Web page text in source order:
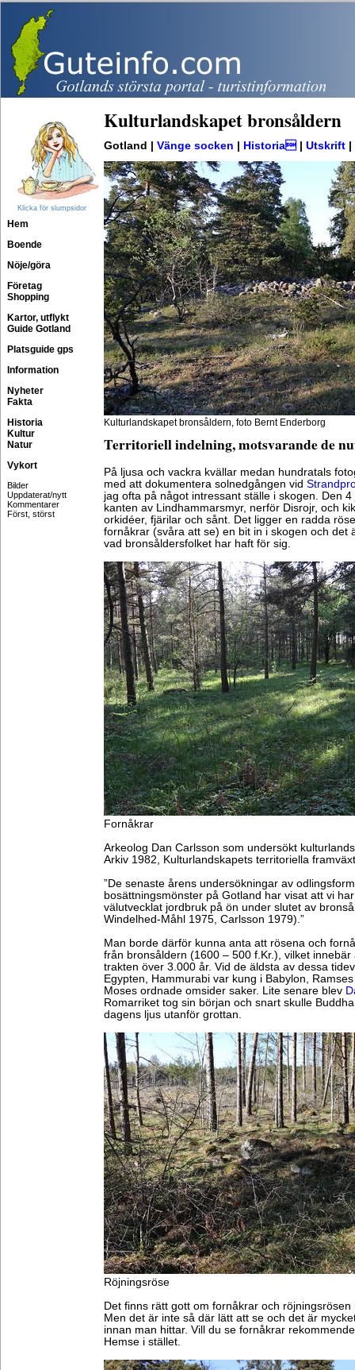
Klicka för slumpsidor
Hem
Boende
Nöje/göra
Företag
Shopping
Kartor, utflykt
Guide Gotland
Platsguide gps
Information
Nyheter
Fakta
Historia
Kultur
Natur
Vykort
Bilder
Uppdaterat/nytt
Kommentarer
Först, störst
Kulturlandskapet bronsåldern
Gotland | Vänge socken Historia Utskrift
Kulturlandskapet bronsåldern, foto Bernt Enderborg
Territoriell indelning, motsvarande de
På ljusa och vackra kvällar medan hundratals
med att dokumentera solnedgången vid
jag ofta på något intressant ställe i skogen. Den
kanten av Lindhammarsmyr, nerför Disrojr, och
orkidéer, fjärilar och sånt. Det ligger en radda
fornåkrar (svåra att se) en bit in i skogen och det
vad bronsåldersfolket har haft för sig.
Fornåkrar
Arkeolog Dan Carlsson som undersökt
Arkiv 1982, Kulturlandskapets territoriella
”De senaste årens undersökningar av
bosättningsmönster på Gotland har visat att vi
välutvecklat jordbruk på ön under slutet av
Windelhed-Måhl 1975, Carlsson 1979).”
Man borde därför kunna anta att rösena och
från bronsåldern (1600 – 500 f.Kr.), vilket
trakten över 3.000 år. Vid de äldsta av dessa
Egypten, Hammurabi var kung i Babylon,
Moses ordnade omsider saker. Lite senare blev
Romarriket tog sin början och snart skulle
dagens ljus utanför grottan.
Röjningsröse
Det finns rätt gott om fornåkrar och
Men det är inte så där lätt att se och det är
innan man hittar. Vill du se fornåkrar
Hemse i stället.